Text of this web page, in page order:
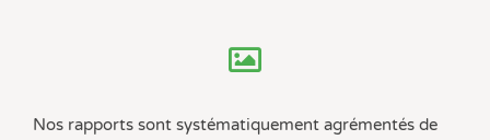
Nos rapports sont systématiquement agrémentés de